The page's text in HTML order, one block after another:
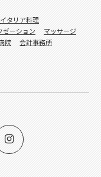
イタリア料理
ゼーション
マッサージ
院
会計事務所